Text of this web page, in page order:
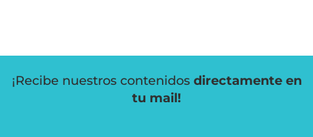
¡Recibe nuestros contenidos directamente en
tu mail!